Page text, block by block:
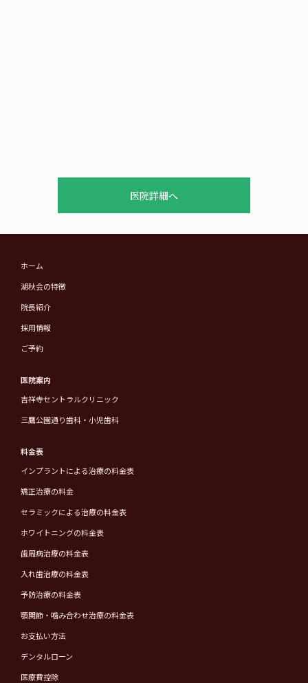
医院詳細へ
ホーム
湖秋会の特徴
院長紹介
採用情報
ご予約
医院案内
吉祥寺セントラルクリニック
三鷹公園通り歯科・小児歯科
料金表
インプラントによる治療の料金表
矯正治療の料金
セラミックによる治療の料金表
ホワイトニングの料金表
歯周病治療の料金表
入れ歯治療の料金表
予防治療の料金表
顎関節・噛み合わせ治療の料金表
お支払い方法
デンタルローン
医療費控除